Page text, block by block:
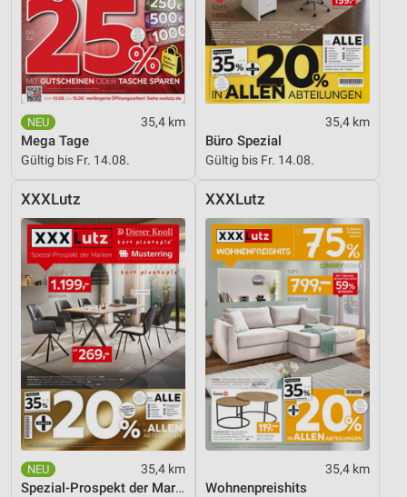
35,4 km
Mega Tage
Gültig bis Fr. 14.08.
35,4 km
Büro Spezial
Gültig bis Fr. 14.08.
XXXLutz
35,4 km
Spezial-Prospekt der Marken
XXXLutz
35,4 km
Wohnenpreishits
IAB-Besonderheiten:
Verwendung genauer Standortdaten
Geräte anhand von aktiv angeforderten
Informationen identifizieren
Nicht-IAB-Verarbeitungszwecke:
Notwendig
Performance
Funktional
Werbung